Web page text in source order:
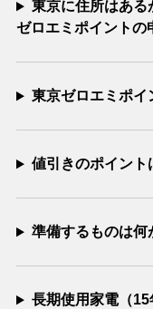
東京に住所はある
ゼロエミポイントの
東京ゼロエミポイ
値引きのポイント
準備するものは何
長期使用家電（